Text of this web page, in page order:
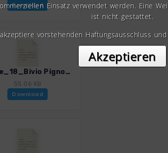
Download
CinTe_18_Bivio Pignone-Soviore.gpx
55.06 KB
Download
Einsatz verwendet werden. Eine
ist nicht gestattet.
vorstehenden Haftungsausschluss
Akzeptieren